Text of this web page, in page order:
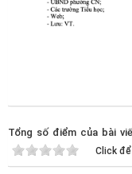
Tổng số điểm của bài
Click